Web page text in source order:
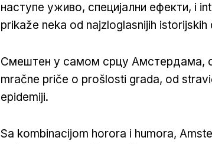
наступе уживо, специјални ефекти, i
prikaže neka od najzloglasnijih
Смештен у самом срцу Амстердама,
mračne priče o prošlosti grada, od
epidemiji.
Sa kombinacijom horora i humora,